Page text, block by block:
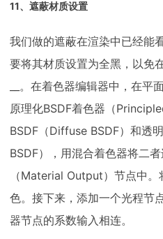
11、遮蔽材质设置
我们做的遮蔽在渲染中已经能
要将其材质设置为全黑，以免
__。在着色器编辑器中，在
原理化BSDF着色器（
BSDF（Diffuse BSDF）和透
BSDF），用混合着色器将二
（Material Output）节点中
色。接下来，添加一个光程节
器节点的系数输入相连。